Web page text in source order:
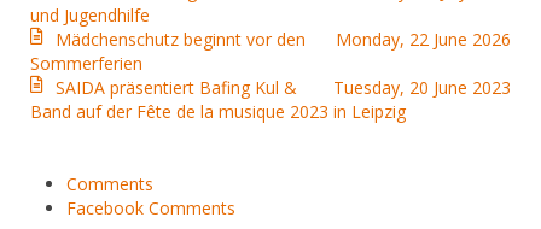
und Jugendhilfe
Monday, 22 June 2026
Mädchenschutz beginnt vor den
Sommerferien
Tuesday, 20 June 2023
SAIDA präsentiert Bafing Kul &
Band auf der Fête de la musique 2023 in Leipzig
Comments
Facebook Comments